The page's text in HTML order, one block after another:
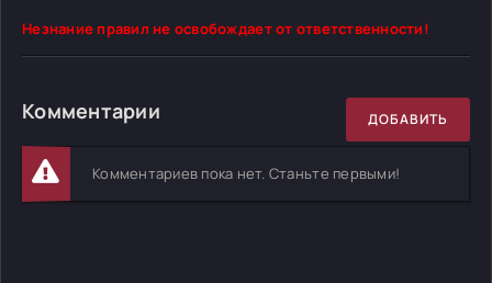
Незнание правил не освобождает от ответственности!
Комментарии ДОБАВИТЬ
Комментариев пока нет. Станьте первыми!